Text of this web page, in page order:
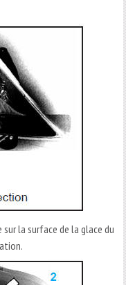
la surface de la glace du